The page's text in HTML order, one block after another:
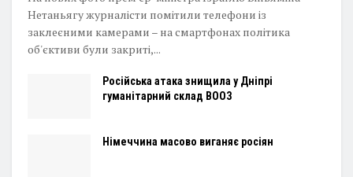
Нетаньягу журналісти помітили телефони із
заклеєними камерами – на смартфонах політика
об'єктиви були закриті,...
Російська атака знищила у Дніпрі
гуманітарний склад ВООЗ
Німеччина масово виганяє росіян